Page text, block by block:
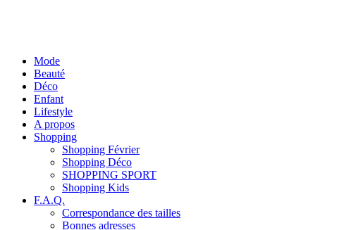
Mode
Beauté
Déco
Enfant
Lifestyle
A propos
Shopping
Shopping Février
Shopping Déco
SHOPPING SPORT
Shopping Kids
F.A.Q.
Correspondance des tailles
Bonnes adresses